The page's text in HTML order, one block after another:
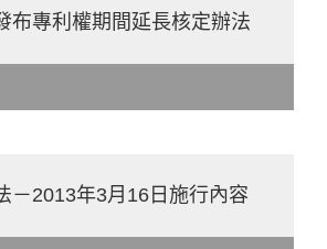
布專利權期間延長核定辦法
－2013年3月16日施行內容